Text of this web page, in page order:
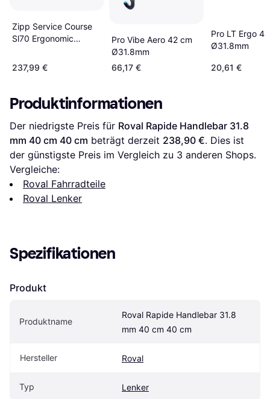
Zipp Service Course
Sl70 Ergonomic
40 cm
237,99 €
Pro Vibe Aero 42 cm
Ø31.8mm
66,17 €
Pro LT Ergo
Ø31.8mm
20,61 €
Produktinformationen
Der niedrigste Preis für Roval Rapide Handlebar 31.8
mm 40 cm 40 cm beträgt derzeit 238,90 €. Dies ist
der günstigste Preis im Vergleich zu 3 anderen Shops.
Vergleiche:
Roval Fahrradteile
Roval Lenker
Spezifikationen
Produkt
Produktname
Roval Rapide Handlebar 31.8
mm 40 cm 40 cm
Hersteller Roval
Typ Lenker